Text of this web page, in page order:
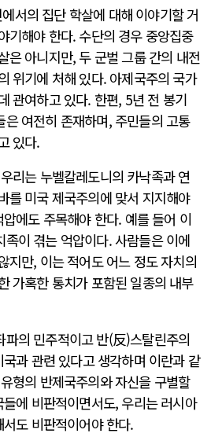
서의 집단 학살에 대해 이야기할 거
기해야 한다. 수단의 경우 중앙집중
은 아니지만, 두 군벌 그룹 간의 내전
위기에 처해 있다. 아제국주의 국가
관여하고 있다. 한편, 5년 전 봉기
여전히 존재하며, 주민들의 고통
있다.
리는 누벨칼레도니의 카낙족과 연
를 미국 제국주의에 맞서 지지해야
에도 주목해야 한다. 예를 들어 이
이 겪는 억압이다. 사람들은 이에
지만, 이는 적어도 어느 정도 자치의
가혹한 통치가 포함된 일종의 내부
파의 민주적이고 반(反)스탈린주의
과 관련 있다고 생각하며 이란과 같
형의 반제국주의와 자신을 구별할
에 비판적이면서도, 우리는 러시아
도 비판적이어야 한다.